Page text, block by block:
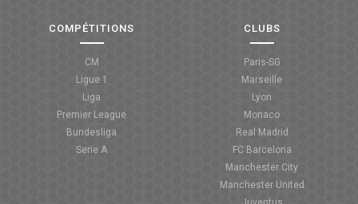
COUPE DE FRANCE
COUPE DE LA LIGUE
COMPÉTITIONS
CM
Ligue 1
Liga
Premier League
Bundesliga
Serie A
CLUBS
Paris-SG
Marseille
Lyon
Monaco
Real Madrid
FC Barcelona
Manchester City
Manchester United